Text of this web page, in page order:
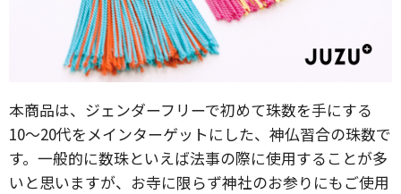
本商品は、ジェンダーフリーで初めて珠数を手にする
10〜20代をメインターゲットにした、神仏習合の珠数で
す。一般的に数珠といえば法事の際に使用することが多
いと思いますが、お寺に限らず神社のお参りにもご使用